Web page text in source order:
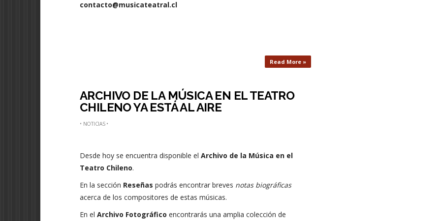
contacto@musicateatral.cl
Read More »
ARCHIVO DE LA MÚSICA EN EL TEATRO
CHILENO YA ESTÁ AL AIRE
• NOTICIAS•
Desde hoy se encuentra disponible el Archivo de la Música en el
Teatro Chileno.
En la sección Reseñas podrás encontrar breves notas biográficas
acerca de los compositores de estas músicas.
En el Archivo Fotográfico encontrarás una amplia colección de